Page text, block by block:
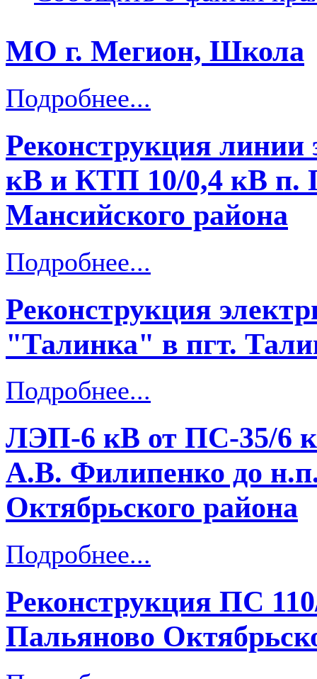
МО г. Мегион, Школа
Подробнее...
Реконструкция линии
кВ и КТП 10/0,4 кВ п.
Мансийского района
Подробнее...
Реконструкция
"Талинка" в пгт.
Подробнее...
ЛЭП-6 кВ от ПС-35/6
А.В. Филипенко до
Октябрьского района
Подробнее...
Реконструкция ПС
Пальяново